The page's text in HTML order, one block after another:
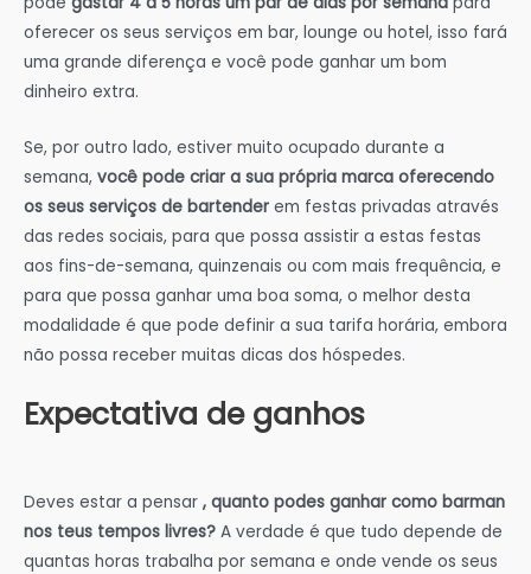
oferecer os seus serviços em bar, lounge ou hotel, isso fará
uma grande diferença e você pode ganhar um bom
dinheiro extra.
Se, por outro lado, estiver muito ocupado durante a
semana, você pode criar a sua própria marca oferecendo
os seus serviços de bartender em festas privadas através
das redes sociais, para que possa assistir a estas festas
aos fins-de-semana, quinzenais ou com mais frequência, e
para que possa ganhar uma boa soma, o melhor desta
modalidade é que pode definir a sua tarifa horária, embora
não possa receber muitas dicas dos hóspedes.
Expectativa de ganhos
Deves estar a pensar , quanto podes ganhar como barman
nos teus tempos livres? A verdade é que tudo depende de
quantas horas trabalha por semana e onde vende os seus